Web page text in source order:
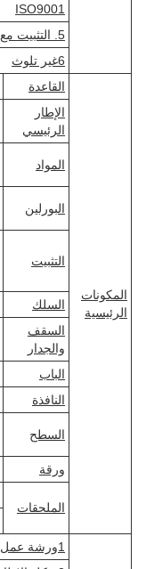
ISO9001
5. التثبيت مع تعليمات المهندسين ذوي الخبرة
6غير تلوث
المكونات
الرئيسية
القاعدة
الإطار
الرئيسي
المواد
البورلين
التثبيت
السلك
السقف
والجدار
الباب
النافذة
السطح
ورقة
الملحقات
1ورشة عمل، مستودع، مصنع